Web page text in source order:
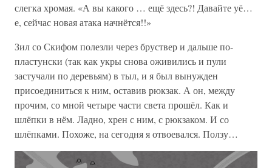
слегка хромая. «А вы какого … ещё здесь?! Давайте уё…
е, сейчас новая атака начнётся!!»
Зил со Скифом полезли через бруствер и дальше по-
пластунски (так как укры снова оживились и пули
застучали по деревьям) в тыл, и я был вынужден
присоединиться к ним, оставив рюкзак. А он, между
прочим, со мной четыре части света прошёл. Как и
шлёпки в нём. Ладно, хрен с ним, с рюкзаком. И со
шлёпками. Похоже, на сегодня я отвоевался. Ползу…